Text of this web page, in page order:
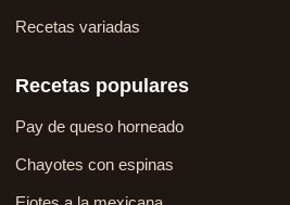
Recetas variadas
Recetas populares
Pay de queso horneado
Chayotes con espinas